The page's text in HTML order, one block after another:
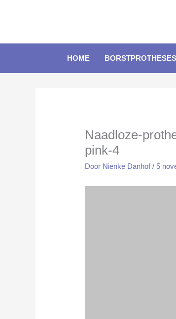
HOME BORSTPROTHESES
Naadloze-
pink-4
Door Nienke Danhof/ 5